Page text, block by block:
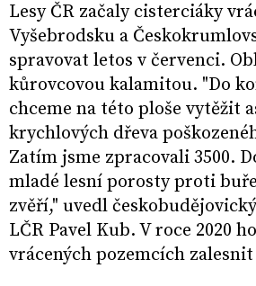
Lesy ČR začaly cisterciáky
Vyšebrodsku a
spravovat letos v červenci.
kůrovcovou kalamitou. "Do
chceme na této ploše vytěžit
krychlových dřeva
Zatím jsme zpracovali 3500.
mladé lesní porosty proti
zvěří," uvedl
LČR Pavel Kub. V roce 2020
vrácených pozemcích